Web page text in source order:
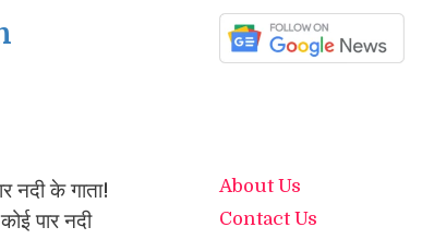
के गाता!
पार नदी
About Us
Contact Us